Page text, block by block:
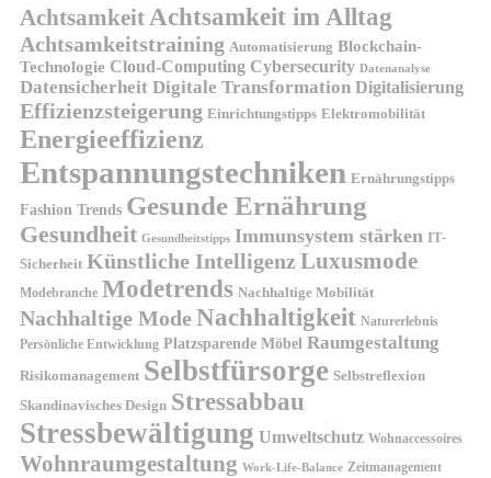
Achtsamkeit Achtsamkeit im Alltag
Achtsamkeitstraining Automatisierung Blockchain-
Technologie Cloud-Computing Cybersecurity Datenanalyse
Datensicherheit Digitale Transformation Digitalisierung
Effizienzsteigerung Einrichtungstipps Elektromobilität
Energieeffizienz
Entspannungstechniken Ernährungstipps
Fashion Trends Gesunde Ernährung
Gesundheit Gesundheitstipps Immunsystem stärken IT-
Sicherheit Künstliche IntelligenzLuxusmode
Modebranche Modetrends Nachhaltige Mobilität
Nachhaltige ModeNachhaltigkeit Naturerlebnis
Persönliche Entwicklung Platzsparende Möbel Raumgestaltung
Risikomanagement Selbstfürsorge Selbstreflexion
Skandinavisches Design Stressabbau
Stressbewältigung Umweltschutz Wohnaccessoires
Wohnraumgestaltung Work-Life-Balance Zeitmanagement